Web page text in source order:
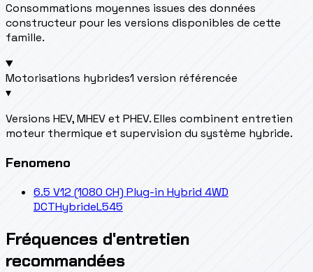
Consommations moyennes issues des données
constructeur pour les versions disponibles de cette
famille.
Motorisations hybrides1 version référencée
▾
Versions HEV, MHEV et PHEV. Elles combinent entretien
moteur thermique et supervision du système hybride.
Fenomeno
6.5 V12 (1080 CH) Plug-in Hybrid 4WD
DCTHybrideL545
Fréquences d'entretien
recommandées